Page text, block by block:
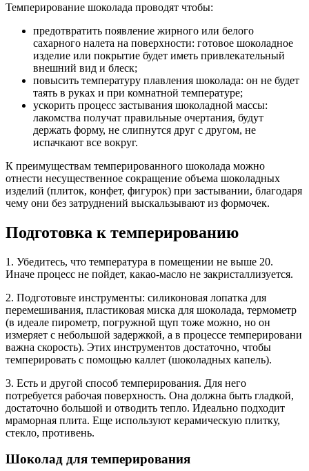
Темперирование шоколада проводят чтобы:
предотвратить появление жирного или белого
сахарного налета на поверхности: готовое шоколадное
изделие или покрытие будет иметь привлекательный
внешний вид и блеск;
повысить температуру плавления шоколада: он не будет
таять в руках и при комнатной температуре;
ускорить процесс застывания шоколадной массы:
лакомства получат правильные очертания, будут
держать форму, не слипнутся друг с другом, не
испачкают все вокруг.
К преимуществам темперированного шоколада можно
отнести несущественное сокращение объема шоколадных
изделий (плиток, конфет, фигурок) при застывании, благодаря
чему они без затруднений выскальзывают из формочек.
Подготовка к темперированию
1. Убедитесь, что температура в помещении не выше 20.
Иначе процесс не пойдет, какао-масло не закристаллизуется.
2. Подготовьте инструменты: силиконовая лопатка для
перемешивания, пластиковая миска для шоколада, термометр
(в идеале пирометр, погружной щуп тоже можно, но он
измеряет с небольшой задержкой, а в процессе темперировани
важна скорость). Этих инструментов достаточно, чтобы
темперировать с помощью каллет (шоколадных капель).
3. Есть и другой способ темперирования. Для него
потребуется рабочая поверхность. Она должна быть гладкой,
достаточно большой и отводить тепло. Идеально подходит
мраморная плита. Еще используют керамическую плитку,
стекло, противень.
Шоколад для темперирования